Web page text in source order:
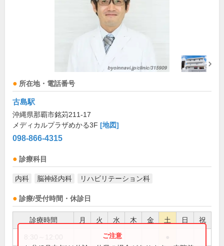
所在地・電話番号
古島駅
沖縄県那覇市銘苅211-17
メディカルプラザめかる3F [地図]
098-866-4315
診療科目
内科 脳神経内科 リハビリテーション科
診療/受付時間・休診日
診療時間 月 火 水 木 金 土 日 祝